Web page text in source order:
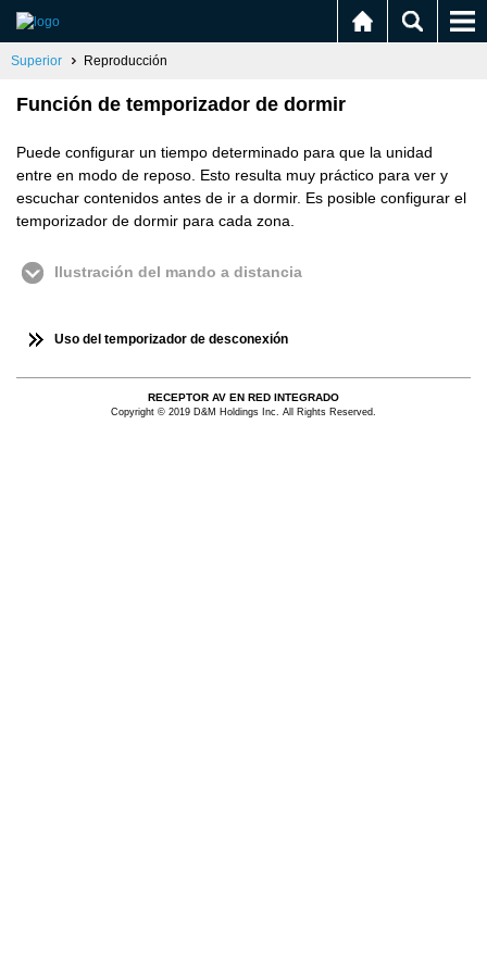
Superior Reproducción
Función de temporizador de dormir
Puede configurar un tiempo determinado para que la unidad
entre en modo de reposo. Esto resulta muy práctico para ver y
escuchar contenidos antes de ir a dormir. Es posible configurar el
temporizador de dormir para cada zona.
Ilustración del mando a distancia
Uso del temporizador de desconexión
RECEPTOR AV EN RED INTEGRADO
Copyright © 2019 D&M Holdings Inc. All Rights Reserved.